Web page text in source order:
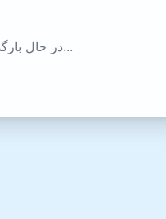
در حال بارگذاری نقشه‌ها...